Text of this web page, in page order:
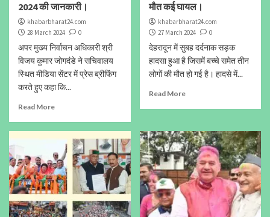
2024 की जानकारी।
khabarbharat24.com
28 March 2024
0
अपर मुख्य निर्वाचन अधिकारी श्री
विजय कुमार जोगदंडे ने सचिवालय
स्थित मीडिया सेंटर में प्रेस ब्रीफिंग
करते हुए कहा कि...
Read More
मौत कई घायल।
khabarbharat24.com
27 March 2024
0
देहरादून में सुबह दर्दनाक सड़क
हादसा हुआ है जिसमें बच्चे समेत तीन
लोगों की मौत हो गई है। हादसे में...
Read More